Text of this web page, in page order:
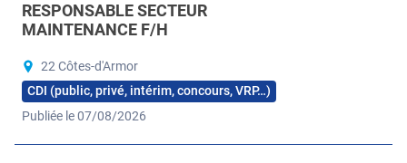
RESPONSABLE SECTEUR
MAINTENANCE F/H
22 Côtes-d'Armor
CDI (public, privé, intérim, concours, VRP…)
Publiée le 07/08/2026